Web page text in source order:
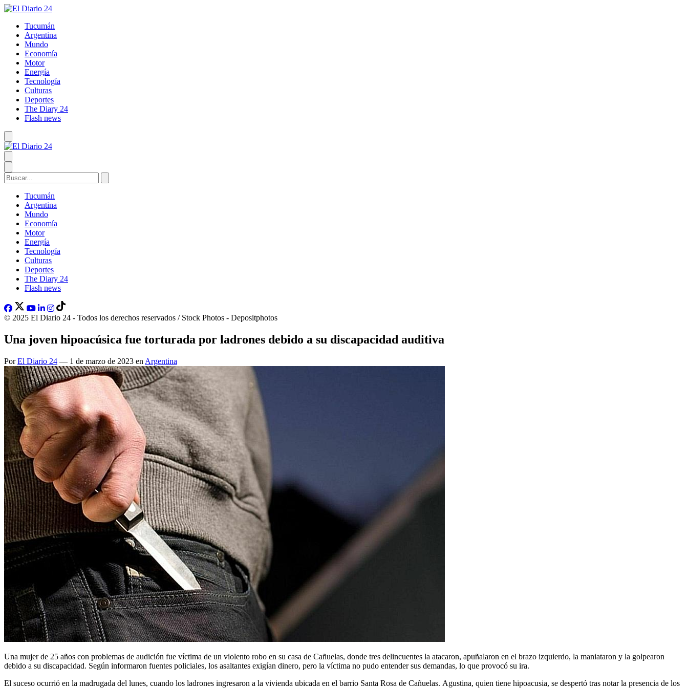
Tucumán
Argentina
Mundo
Economía
Motor
Energía
Tecnología
Culturas
Deportes
The Diary 24
Flash news
Tucumán
Argentina
Mundo
Economía
Motor
Energía
Tecnología
Culturas
Deportes
The Diary 24
Flash news
© 2025 El Diario 24 - Todos los derechos reservados / Stock Photos - Depositphotos
Una joven hipoacúsica fue torturada por ladrones debido a su discapacidad auditiva
PorEl Diario 24 — 1 de marzo de 2023 en Argentina
Una mujer de 25 años con problemas de audición fue víctima de un violento robo en su casa de Cañuelas, donde tres delincuentes la atacaron, apuñalaron en el brazo izquierdo, la maniataron y la golpearon
debido a su discapacidad. Según informaron fuentes policiales, los asaltantes exigían dinero, pero la víctima no pudo entender sus demandas, lo que provocó su ira.
El suceso ocurrió en la madrugada del lunes, cuando los ladrones ingresaron a la vivienda ubicada en el barrio Santa Rosa de Cañuelas. Agustina, quien tiene hipoacusia, se despertó tras notar la presencia de los